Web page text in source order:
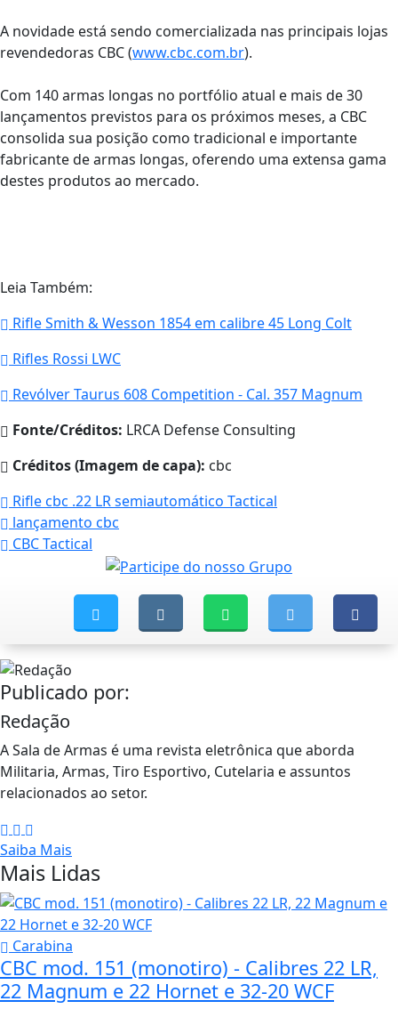
A novidade está sendo comercializada nas principais lojas
revendedoras CBC (www.cbc.com.br).
Com 140 armas longas no portfólio atual e mais de 30
lançamentos previstos para os próximos meses, a CBC
consolida sua posição como tradicional e importante
fabricante de armas longas, oferendo uma extensa gama
destes produtos ao mercado.
Leia Também:
Rifle Smith & Wesson 1854 em calibre 45 Long Colt
Rifles Rossi LWC
Revólver Taurus 608 Competition - Cal. 357 Magnum
Fonte/Créditos: LRCA Defense Consulting
Créditos (Imagem de capa): cbc
Rifle cbc .22 LR semiautomático Tactical
lançamento cbc
CBC Tactical
Publicado por:
Redação
A Sala de Armas é uma revista eletrônica que aborda
Militaria, Armas, Tiro Esportivo, Cutelaria e assuntos
relacionados ao setor.
Saiba Mais
Mais Lidas
Carabina
CBC mod. 151 (monotiro) - Calibres 22 LR,
22 Magnum e 22 Hornet e 32-20 WCF